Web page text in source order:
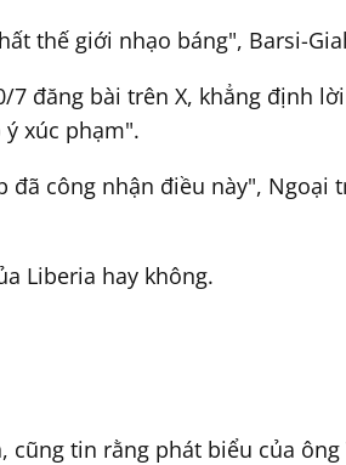
thế giới nhạo báng", Barsi-
đăng bài trên X, khẳng định
xúc phạm".
đã công nhận điều này", Ngoại
Liberia hay không.
cũng tin rằng phát biểu của